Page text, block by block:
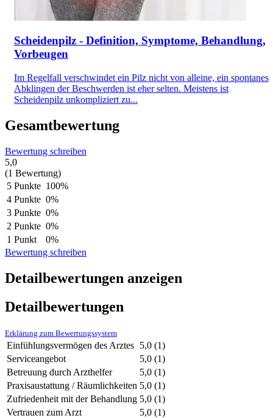
Scheidenpilz - Definition, Symptome, Behandlung,
Vorbeugen
Im Regelfall verschwindet ein Pilz nicht von alleine, ein spontanes
Abklingen der Beschwerden ist eher selten. Meistens ist
Scheidenpilz unkompliziert zu...
Gesamtbewertung
Bewertung schreiben
5,0
(1 Bewertung)
5 Punkte 100%
4 Punkte 0%
3 Punkte 0%
2 Punkte 0%
1 Punkt
0%
Bewertung schreiben
Detailbewertungen anzeigen
Detailbewertungen
Erklärung zum Bewertungssystem
Einfühlungsvermögen des Arztes 5,0 (1)
Serviceangebot
5,0 (1)
Betreuung durch Arzthelfer
5,0 (1)
Praxisaustattung / Räumlichkeiten 5,0 (1)
Zufriedenheit mit der Behandlung 5,0 (1)
Vertrauen zum Arzt
5,0 (1)